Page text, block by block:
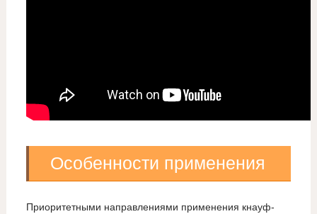
Особенности применения
Приоритетными направлениями применения кнауф-